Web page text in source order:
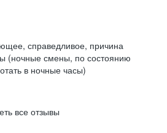
регулярные тренинги
и SQL
справедливое, причина
(ночные смены, по состоянию
в ночные часы)
все отзывы